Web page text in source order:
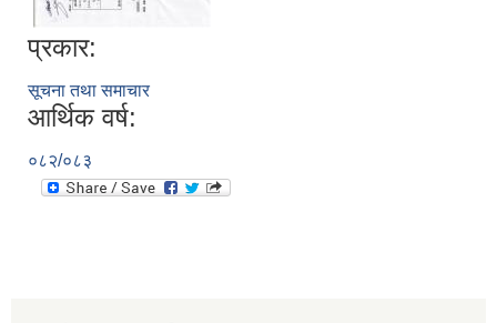
प्रकार:
सूचना तथा समाचार
आर्थिक वर्ष:
०८२/०८३